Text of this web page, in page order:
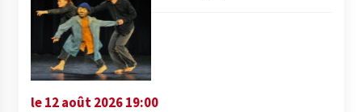
le 12 août 2026 19:00